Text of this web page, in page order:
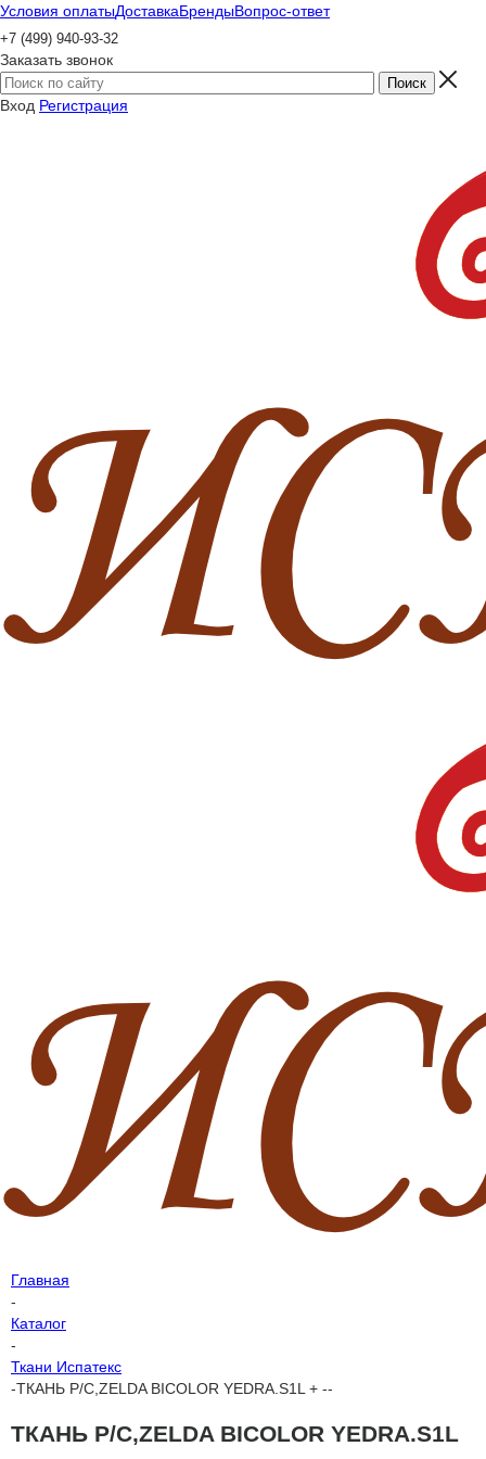
Условия оплатыДоставкаБрендыВопрос-ответ
+7 (499) 940-93-32
Заказать звонок
Вход Регистрация
Главная
-
Каталог
-
Ткани Испатекс
-ТКАНЬ P/C,ZELDA BICOLOR YEDRA.S1L + --
ТКАНЬ P/C,ZELDA BICOLOR YEDRA.S1L